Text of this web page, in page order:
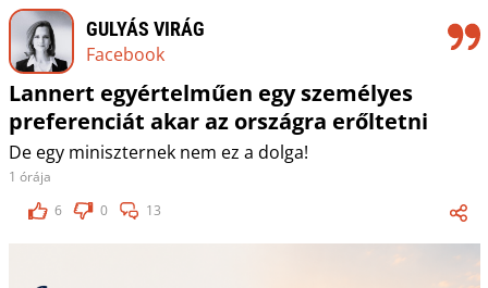
GULYÁS VIRÁG
Facebook
Lannert egyértelműen egy személyes
preferenciát akar az országra erőltetni
De egy miniszternek nem ez a dolga!
1 órája
6
0 13